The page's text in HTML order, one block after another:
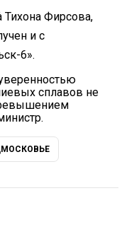
Фирсова,
и с
6».
сплавов не